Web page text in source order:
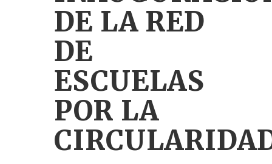
DE LA RED
DE
ESCUELAS
POR LA